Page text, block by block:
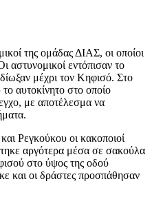
της ομάδας ΔΙΑΣ, οι οποίοι
αστυνομικοί εντόπισαν το
μέχρι τον Κηφισό. Στο
αυτοκίνητο στο οποίο
με αποτέλεσμα να
Ρεγκούκου οι κακοποιοί
αργότερα μέσα σε σακούλα
στο ύψος της οδού
και οι δράστες προσπάθησαν